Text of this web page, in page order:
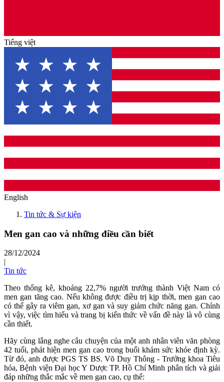
Tiếng việt
English
Tin tức & Sự kiện
Men gan cao và những điều cần biết
28/12/2024
|
Tin tức
Theo thống kê, khoảng 22,7% người trưởng thành Việt Nam có
men gan tăng cao. Nếu không được điều trị kịp thời, men gan cao
có thể gây ra viêm gan, xơ gan và suy giảm chức năng gan. Chính
vì vậy, việc tìm hiểu và trang bị kiến thức về vấn đề này là vô cùng
cần thiết.
Hãy cùng lắng nghe câu chuyện của một anh nhân viên văn phòng
42 tuổi, phát hiện men gan cao trong buổi khám sức khỏe định kỳ.
Từ đó, anh được PGS TS BS. Võ Duy Thông - Trưởng khoa Tiêu
hóa, Bệnh viện Đại học Y Dược TP. Hồ Chí Minh phân tích và giải
đáp những thắc mắc về men gan cao, cụ thể: